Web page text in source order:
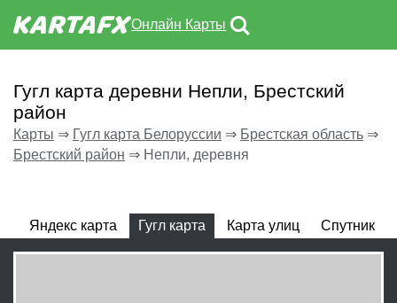
Онлайн Карты
Гугл карта деревни Непли, Брестский
район
Карты ⇒ Гугл карта Белоруссии ⇒ Брестская область ⇒
Брестский район ⇒ Непли, деревня
Яндекс карта Гугл карта Карта улиц Спутник